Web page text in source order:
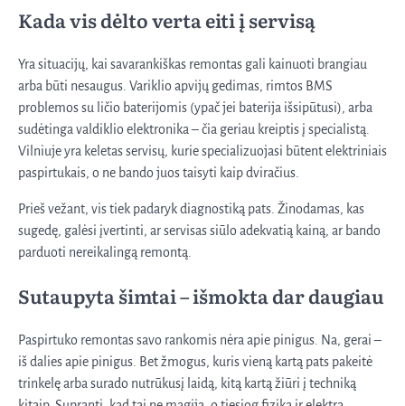
Kada vis dėlto verta eiti į servisą
Yra situacijų, kai savarankiškas remontas gali kainuoti brangiau
arba būti nesaugus. Variklio apvijų gedimas, rimtos BMS
problemos su ličio baterijomis (ypač jei baterija išsipūtusi), arba
sudėtinga valdiklio elektronika – čia geriau kreiptis į specialistą.
Vilniuje yra keletas servisų, kurie specializuojasi būtent elektriniais
paspirtukais, o ne bando juos taisyti kaip dviračius.
Prieš vežant, vis tiek padaryk diagnostiką pats. Žinodamas, kas
sugedę, galėsi įvertinti, ar servisas siūlo adekvatią kainą, ar bando
parduoti nereikalingą remontą.
Sutaupyta šimtai – išmokta dar daugiau
Paspirtuko remontas savo rankomis nėra apie pinigus. Na, gerai –
iš dalies apie pinigus. Bet žmogus, kuris vieną kartą pats pakeitė
trinkelę arba surado nutrūkusį laidą, kitą kartą žiūri į techniką